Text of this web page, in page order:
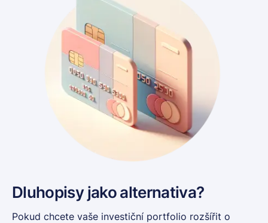
Dluhopisy jako alternativa?
Pokud chcete vaše investiční portfolio rozšířit o